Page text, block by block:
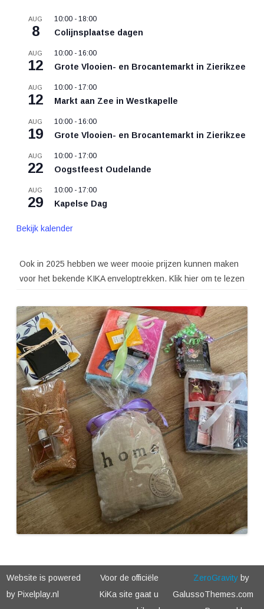
AUG
8
10:00 - 18:00
Colijnsplaatse dagen
AUG
12
10:00 - 16:00
Grote Vlooien- en Brocantemarkt in Zierikzee
AUG
12
10:00 - 17:00
Markt aan Zee in Westkapelle
AUG
19
10:00 - 16:00
Grote Vlooien- en Brocantemarkt in Zierikzee
AUG
22
10:00 - 17:00
Oogstfeest Oudelande
AUG
29
10:00 - 17:00
Kapelse Dag
Bekijk kalender
Ook in 2025 hebben we weer mooie prijzen kunnen maken
voor het bekende KIKA enveloptrekken. Klik hier om te lezen
Website is powered
by Pixelplay.nl
Voor de officiële
KiKa site gaat u
ZeroGravityby
GalussoThemes.com